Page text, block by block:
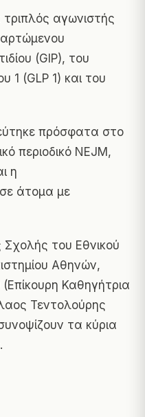
τριπλός αγωνιστής
(GIP), του
1 (GLP 1) και του
πρόσφατα στο
περιοδικό NEJM,
η
άτομα με
Σχολής του Εθνικού
Αθηνών,
Καθηγήτρια
Τεντολούρης
τα κύρια